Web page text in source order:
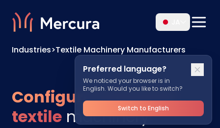
Preferred language?
We noticed your browser is in
English. Would you like to switch?
Switch to English
Industries>Textile Machinery Manufacturers
Configure industrial
textile machinery